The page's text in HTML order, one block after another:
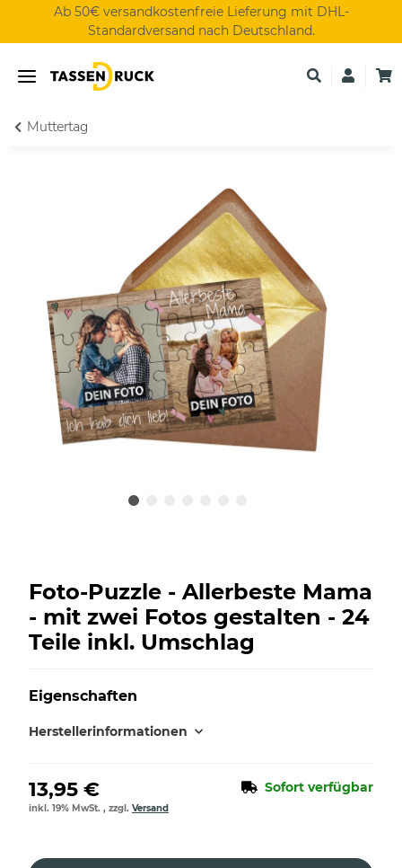
Ab 50€ versandkostenfreie Lieferung mit DHL-
Standardversand nach Deutschland.
Muttertag
Foto-Puzzle - Allerbeste Mama
- mit zwei Fotos gestalten - 24
Teile inkl. Umschlag
Eigenschaften
Herstellerinformationen
13,95 € Sofort verfügbar
inkl. 19% MwSt. , zzgl. Versand